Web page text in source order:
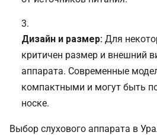
Дизайн и размер: Для
критичен размер и внешний
аппарата. Современные
компактными и могут быть
носке.
Выбор слухового аппарата в